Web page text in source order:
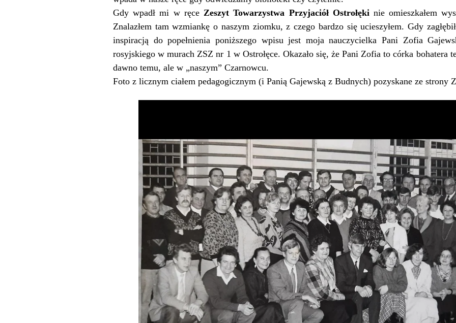
Gdy wpadł mi w ręce Zeszyt Towarzystwa Przyjaciół Ostrołęki nie omieszkałem
Znalazłem tam wzmiankę o naszym ziomku, z czego bardzo się ucieszyłem. Gdy
inspiracją do popełnienia poniższego wpisu jest moja nauczycielka Pani Zofia
rosyjskiego w murach ZSZ nr 1 w Ostrołęce. Okazało się, że Pani Zofia to córka bohatera
dawno temu, ale w „naszym” Czarnowcu.
Foto z licznym ciałem pedagogicznym (i Panią Gajewską z Budnych) pozyskane ze strony